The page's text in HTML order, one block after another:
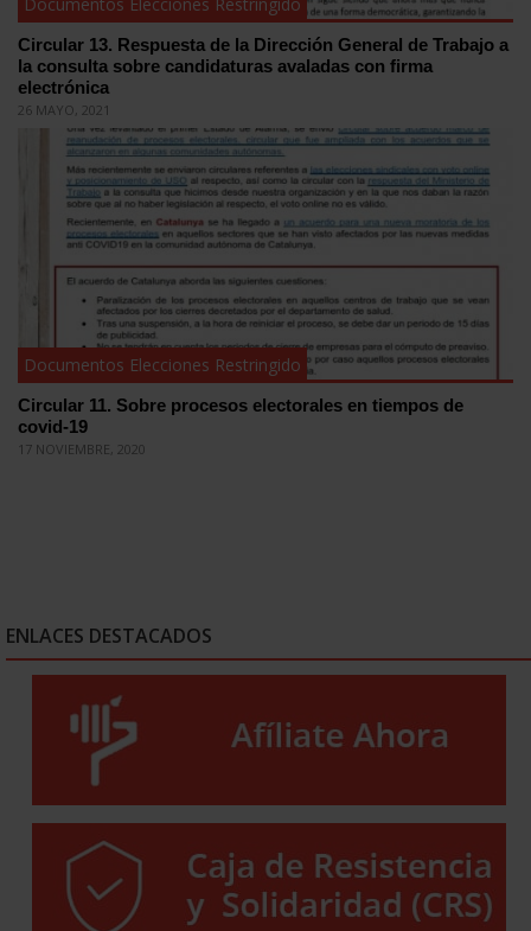
Circular 13. Respuesta de la Dirección General de Trabajo a
la consulta sobre candidaturas avaladas con firma
electrónica
26 MAYO, 2021
Documentos Elecciones Restringido
Circular 11. Sobre procesos electorales en tiempos de
covid-19
17 NOVIEMBRE, 2020
ENLACES DESTACADOS